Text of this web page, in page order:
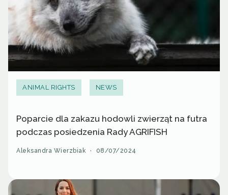
ANIMAL RIGHTS NEWS
Poparcie dla zakazu hodowli zwierząt na futra
podczas posiedzenia Rady AGRIFISH
Aleksandra Wierzbiak · 08/07/2024